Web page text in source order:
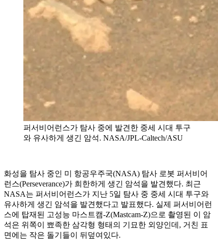
퍼서비어런스가 탐사 중에 발견한 중세 시대 투구
와 유사하게 생긴 암석. NASA/JPL-Caltech/ASU
화성을 탐사 중인 미 항공우주국(NASA) 탐사 로봇 퍼서비어
런스(Perseverance)가 희한하게 생긴 암석을 발견했다. 최근
NASA는 퍼서비어런스가 지난 5일 탐사 중 중세 시대 투구와
유사하게 생긴 암석을 발견했다고 발표했다. 실제 퍼서비어런
스에 탑재된 고성능 마스트캠-Z(Mastcam-Z)으로 촬영된 이 암
석은 위쪽이 뾰족한 삼각형 형태의 기묘한 외양인데, 거친 표
면에는 작은 돌기들이 뒤덮여있다.